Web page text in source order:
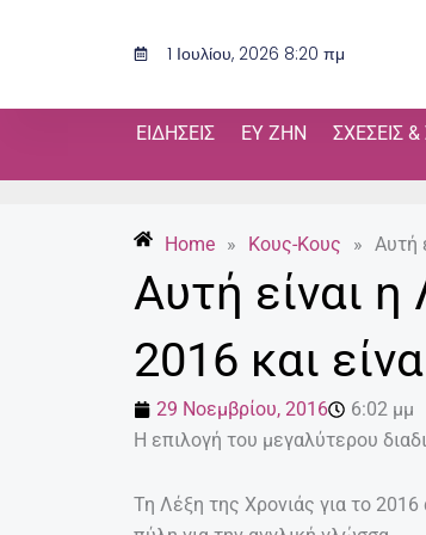
1 Ιουλίου, 2026 8:20 πμ
ΕΙΔΉΣΕΙΣ ΕΥ ΖΗΝ ΣΧΈΣΕΙΣ &
Home » Κους-Κους » Αυτή
Αυτή είναι η
2016 και
29 Νοεμβρίου, 2016
6:02 μμ
Η επιλογή του μεγαλύτερου
Τη Λέξη της Χρονιάς για το